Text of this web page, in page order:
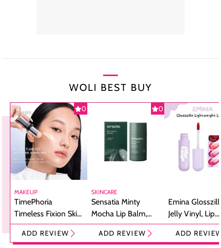
WOLI BEST BUY
0
MAKEUP
TimePhoria
Timeless Fixion Skin
Tint Stick,
Foundation dan
ADD REVIEW
0
SKINCARE
Sensatia Minty
Mocha Lip Balm,
Pelembap Bibir
dengan Aroma
ADD REVIEW
Emina
Jelly Vinyl, Lip
Cream Glossy
Ringan
ADD